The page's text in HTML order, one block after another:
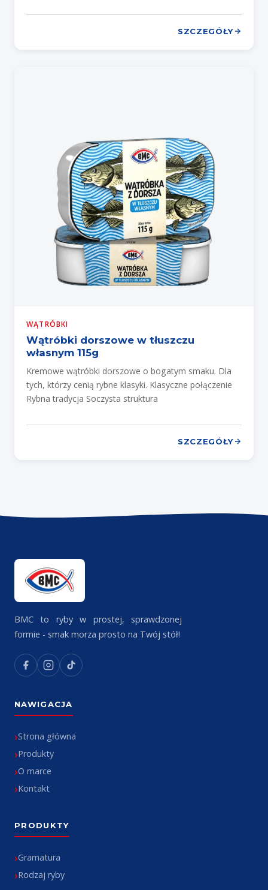
SZCZEGÓŁY
WĄTRÓBKI
Wątróbki dorszowe w tłuszczu
własnym 115g
Kremowe wątróbki dorszowe o bogatym smaku. Dla
tych, którzy cenią rybne klasyki. Klasyczne połączenie
Rybna tradycja Soczysta struktura
SZCZEGÓŁY
BMC to ryby w prostej, sprawdzonej
formie - smak morza prosto na Twój stół!
NAWIGACJA
Strona główna
Produkty
O marce
Kontakt
PRODUKTY
Gramatura
Rodzaj ryby